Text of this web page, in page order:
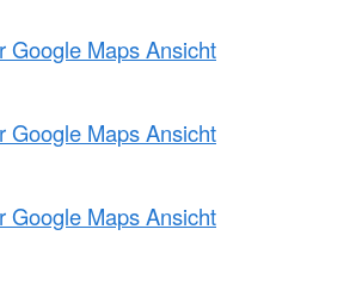
Google Maps Ansicht
Google Maps Ansicht
Google Maps Ansicht